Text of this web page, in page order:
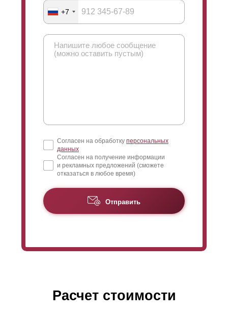
+7
Согласен на обработку персональных
данных
Согласен на получение информации
и рекламных предложений (сможете
отказаться в любое время)
Отправить
Расчет стоимости